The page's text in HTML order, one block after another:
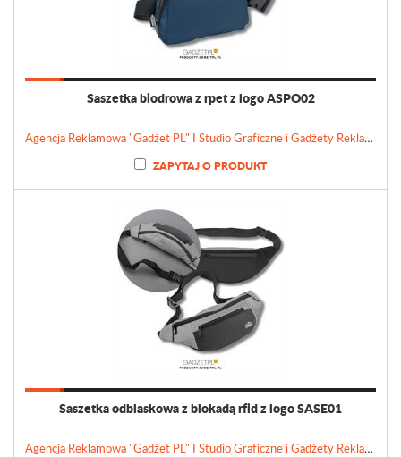
Saszetka biodrowa z rpet z logo ASPO02
Agencja Reklamowa "Gadżet PL" I Studio Graficzne i Gadżety Reklamowe
ZAPYTAJ O PRODUKT
Saszetka odblaskowa z blokadą rfid z logo SASE01
Agencja Reklamowa "Gadżet PL" I Studio Graficzne i Gadżety Reklamowe